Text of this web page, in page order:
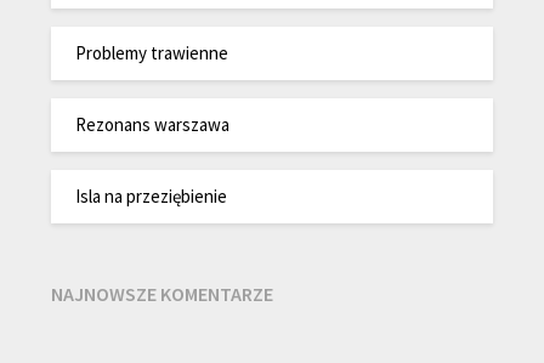
Problemy trawienne
Rezonans warszawa
Isla na przeziębienie
NAJNOWSZE KOMENTARZE